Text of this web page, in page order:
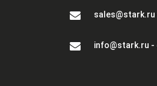
info@stark.ru